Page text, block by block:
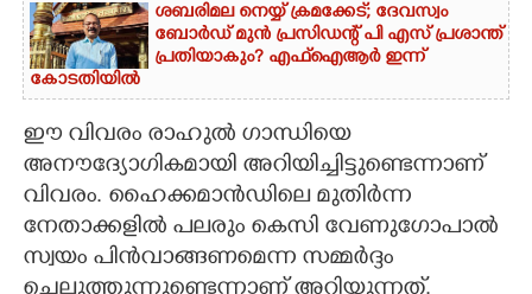
ശബരിമല നെയ്യ് ക്രമക്കേട്; ദേവസ്വം
ബോർഡ് മുൻ പ്രസിഡന്റ് പി എസ് പ്രശാന്ത്
പ്രതിയാകും? എഫ്ഐആർ ഇന്ന്
കോടതിയിൽ
ഈ വിവരം രാഹുൽ ഗാന്ധിയെ
അനൗദ്യോഗികമായി അറിയിച്ചിട്ടുണ്ടെന്നാണ്
വിവരം. ഹൈക്കമാൻഡിലെ മുതിർന്ന
നേതാക്കളിൽ പലരും കെസി വേണുഗോപാൽ
സ്വയം പിൻവാങ്ങണമെന്ന സമ്മർദ്ദം